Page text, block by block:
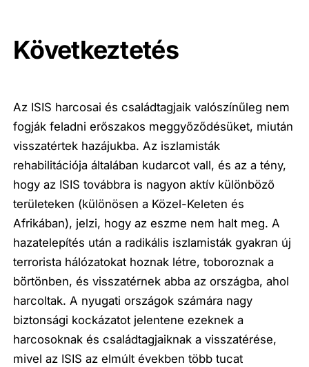
Következtetés
Az ISIS harcosai és családtagjaik valószínűleg nem
fogják feladni erőszakos meggyőződésüket, miután
visszatértek hazájukba. Az iszlamisták
rehabilitációja általában kudarcot vall, és az a tény,
hogy az ISIS továbbra is nagyon aktív különböző
területeken (különösen a Közel-Keleten és
Afrikában), jelzi, hogy az eszme nem halt meg. A
hazatelepítés után a radikális iszlamisták gyakran új
terrorista hálózatokat hoznak létre, toboroznak a
börtönben, és visszatérnek abba az országba, ahol
harcoltak. A nyugati országok számára nagy
biztonsági kockázatot jelentene ezeknek a
harcosoknak és családtagjaiknak a visszatérése,
mivel az ISIS az elmúlt években több tucat